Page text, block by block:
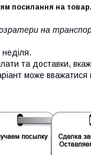
посилання на товар.
на
неділя.
та доставки,
може вважатися